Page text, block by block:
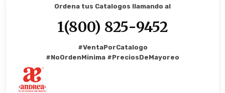
Ordena tus Catalogos llamando al
1(800) 825-9452
#VentaPorCatalogo
#NoOrdenMinima #PreciosDeMayoreo